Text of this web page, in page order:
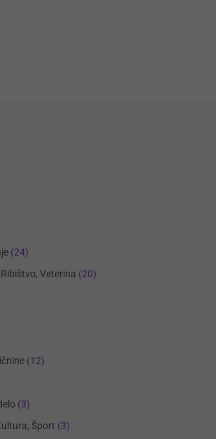
(24)
Veterina (20)
(12)
(3)
Šport (3)